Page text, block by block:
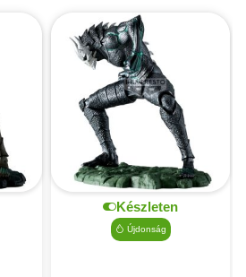
Készleten
Újdonság